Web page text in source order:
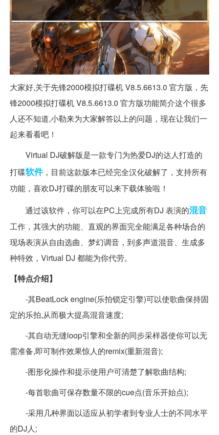
大家好,关于先锋2000模拟打碟机 V8.5.6613.0 官方版，先
锋2000模拟打碟机 V8.5.6613.0 官方版功能简介这个很多
人还不知道,小勒来为大家解答以上的问题，现在让我们一
起来看看吧！
Virtual DJ破解版是一款专门为热爱DJ的达人打造的
打碟软件，目前这款版本已经完全汉化破解了，支持所有
功能，喜欢DJ打碟的朋友可以来下载体验啦！
通过该软件，你可以在PC上完成所有DJ 表演的混音
工作，其强大的功能、直观的界面完全能满足各种场合的
现场表演从自由选曲、梦幻调音，到多声道混音、生成多
种特效，Virtual DJ 都能为你代劳。
【特点介绍】
-其BeatLock engine(乐拍锁定引擎)可以使歌曲保持固
定的乐拍,从而极大提高混音速度;
-其自动无缝loop引擎和全新的同步采样器使你可以无
需准备,即可制作效果惊人的remix(重新混音);
-图形化操作和提示使用户可清楚了解歌曲结构;
-每首歌曲可保存数量不限的cue点(音乐开始点);
-采用几种界面以适应从初学者到专业人士的不同水平
的DJ人;